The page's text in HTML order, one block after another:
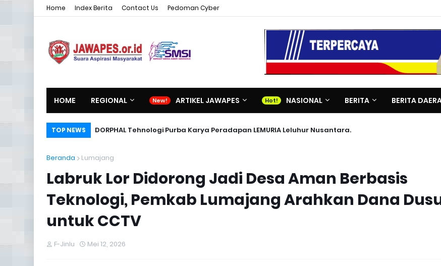
Home Index Berita Contact Us Pedoman Cyber
HOME REGIONAL ARTIKEL JAWAPES NASIONAL BERITA BERITA
TOP NEWS DORPHAL Tehnologi Purba Karya Peradapan LEMURIA Leluhur Nusantara.
Beranda Lumajang
Labruk Lor Didorong Jadi Desa Aman Berbasis
Teknologi, Pemkab Lumajang Arahkan Dana
untuk CCTV
F-Jinlu Mei 12, 2026